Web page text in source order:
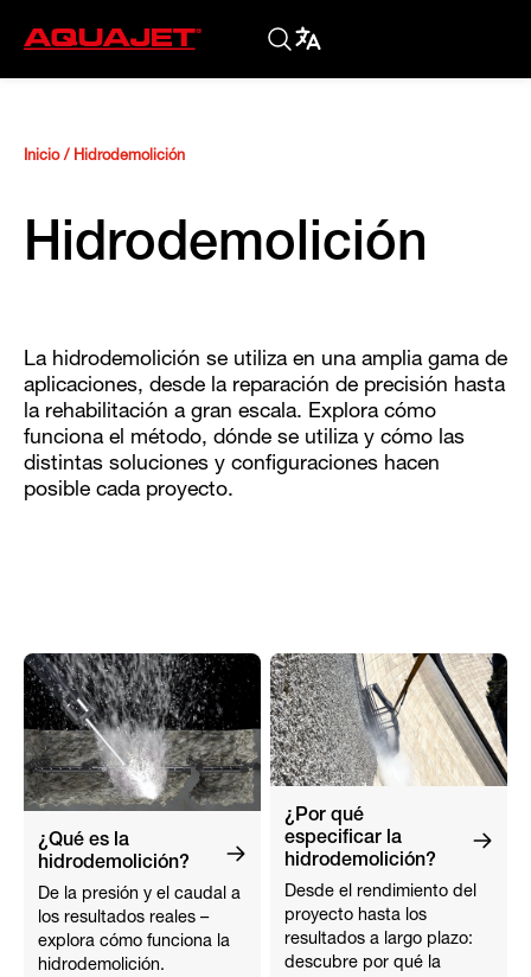
Inicio/ Hidrodemolición
Hidrodemolición
La hidrodemolición se utiliza en una amplia gama de
aplicaciones, desde la reparación de precisión hasta
la rehabilitación a gran escala. Explora cómo
funciona el método, dónde se utiliza y cómo las
distintas soluciones y configuraciones hacen
posible cada proyecto.
¿Qué es la
hidrodemolición?
De la presión y el caudal a
los resultados reales –
explora cómo funciona la
hidrodemolición.
¿Por qué
especificar la
hidrodemolición?
Desde el rendimiento del
proyecto hasta los
resultados a largo plazo:
descubre por qué la